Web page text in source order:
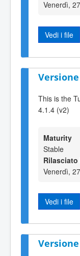
Venerdì,
Vedi i file
Versione
This is the
4.1.4 (v2)
Maturity
Stable
Rilasciato
Venerdì,
Vedi i file
Versione